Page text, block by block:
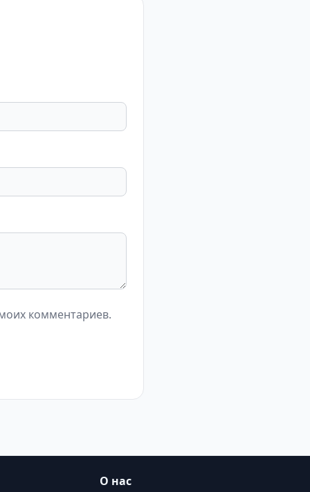
комментариев.
О нас